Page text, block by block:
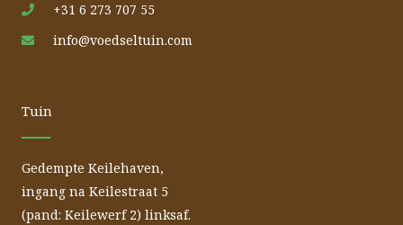
+31 6 273 707 55
info@voedseltuin.com
Tuin
Gedempte Keilehaven,
ingang na Keilestraat 5
(pand: Keilewerf 2) linksaf.